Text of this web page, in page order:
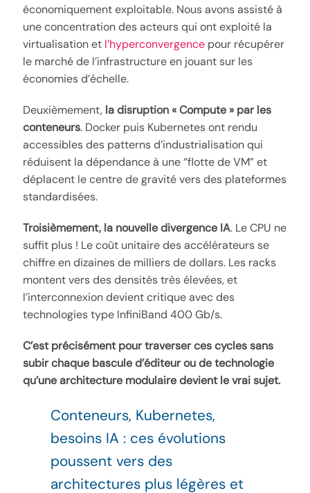
économiquement exploitable. Nous avons assisté à
une concentration des acteurs qui ont exploité la
virtualisation et l’hyperconvergence pour récupérer
le marché de l’infrastructure en jouant sur les
économies d’échelle.
Deuxièmement, la disruption « Compute » par les
conteneurs. Docker puis Kubernetes ont rendu
accessibles des patterns d’industrialisation qui
réduisent la dépendance à une “flotte de VM” et
déplacent le centre de gravité vers des plateformes
standardisées.
Troisièmement, la nouvelle divergence IA. Le CPU ne
suffit plus ! Le coût unitaire des accélérateurs se
chiffre en dizaines de milliers de dollars. Les racks
montent vers des densités très élevées, et
l’interconnexion devient critique avec des
technologies type InfiniBand 400 Gb/s.
C’est précisément pour traverser ces cycles sans
subir chaque bascule d’éditeur ou de technologie
qu’une architecture modulaire devient le vrai sujet.
Conteneurs, Kubernetes,
besoins IA : ces évolutions
poussent vers des
architectures plus légères et